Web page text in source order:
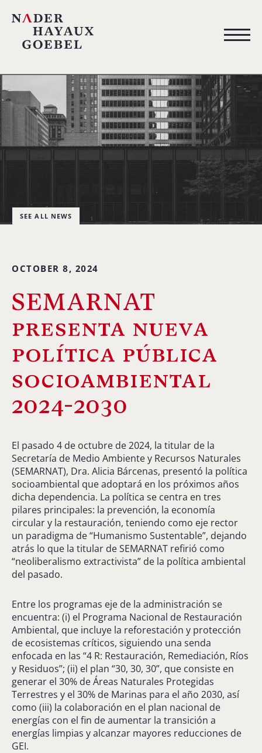
SEE ALL NEWS
OCTOBER 8, 2024
SEMARNAT
presenta nueva
política pública
socioambiental
2024-2030
El pasado 4 de octubre de 2024, la titular de la
Secretaría de Medio Ambiente y Recursos Naturales
(SEMARNAT), Dra. Alicia Bárcenas, presentó la política
socioambiental que adoptará en los próximos años
dicha dependencia. La política se centra en tres
pilares principales: la prevención, la economía
circular y la restauración, teniendo como eje rector
un paradigma de “Humanismo Sustentable”, dejando
atrás lo que la titular de SEMARNAT refirió como
“neoliberalismo extractivista” de la política ambiental
del pasado.
Entre los programas eje de la administración se
encuentra: (i) el Programa Nacional de Restauración
Ambiental, que incluye la reforestación y protección
de ecosistemas críticos, siguiendo una senda
enfocada en las “4 R: Restauración, Remediación, Ríos
y Residuos”; (ii) el plan “30, 30, 30”, que consiste en
generar el 30% de Áreas Naturales Protegidas
Terrestres y el 30% de Marinas para el año 2030, así
como (iii) la colaboración en el plan nacional de
energías con el fin de aumentar la transición a
energías limpias y alcanzar mayores reducciones de
GEI.